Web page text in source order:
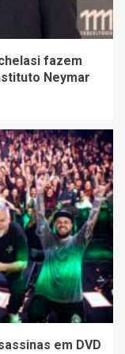
fazem
Neymar
em DVD